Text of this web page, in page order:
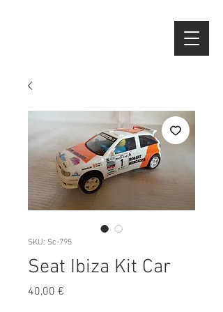
SKU: Sc-795
Seat Ibiza Kit Car
40,00 €